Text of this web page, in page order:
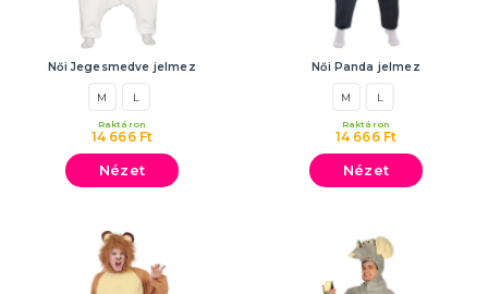
Női Jegesmedve jelmez
M L
14 666 Ft
Raktáron
Nézet
Női Panda jelmez
M L
14 666 Ft
Raktáron
Nézet